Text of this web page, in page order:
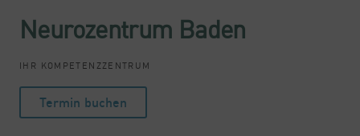
Neurozentrum Baden
IHR KOMPETENZZENTRUM
Termin buchen